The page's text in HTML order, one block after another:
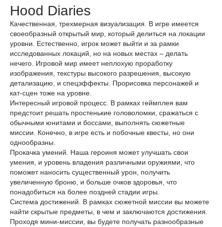
Hood Diaries
Качественная, трехмерная визуализация. В игре имеется
своеобразный открытый мир, который делиться на локации
уровни. Естественно, игрок может выйти и за рамки
исследованных локаций, но на новых местах – делать
нечего. Игровой мир имеет неплохую проработку
изображения, текстуры высокого разрешения, высокую
детализацию, и спецэффекты. Прорисовка персонажей и
кат-сцен тоже на уровне.
Интересный игровой процесс. В рамках геймплея вам
предстоит решать простенькие головоломки, сражаться с
обычными юнитами и боссами, выполнять сюжетные
миссии. Конечно, в игре есть и побочные квесты, но они
однообразны.
Прокачка умений. Наша героиня может улучшать свои
умения, и уровень владения различными оружиями, что
поможет наносить существенный урон, получить
увеличенную броню, и больше очков здоровья, что
понадобиться на более поздней стадии игры.
Система достижений. В рамках сюжетной миссии вы можете
найти скрытые предметы, в чем и заключаются достижения.
Проходя мини-миссии, вы будете получать разнообразные